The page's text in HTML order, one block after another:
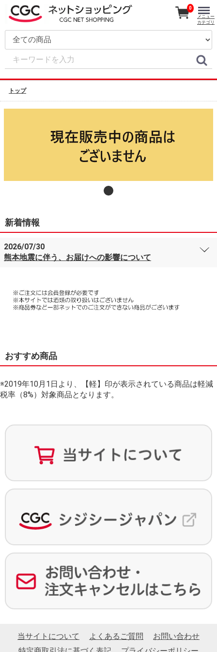
0
メニュー
カテゴリ
トップ
新着情報
2026/07/30
熊本地震に伴う、お届けへの影響について
おすすめ商品
※2019年10月1日より、【軽】印が表示されている商品は軽減
税率（8%）対象商品となります。
当サイトについて よくあるご質問
お問い合わせ